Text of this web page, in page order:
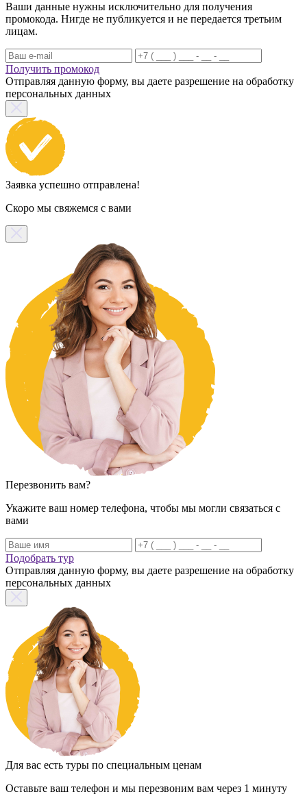
Ваши данные нужны исключительно для получения
промокода. Нигде не публикуется и не передается третьим
лицам.
Получить промокод
Отправляя данную форму, вы даете разрешение на обработку
персональных данных
Заявка успешно отправлена!
Скоро мы свяжемся с вами
Перезвонить вам?
Укажите ваш номер телефона, чтобы мы могли связаться с
вами
Подобрать тур
Отправляя данную форму, вы даете разрешение на обработку
персональных данных
Для вас есть туры по специальным ценам
Оставьте ваш телефон и мы перезвоним вам через 1 минуту